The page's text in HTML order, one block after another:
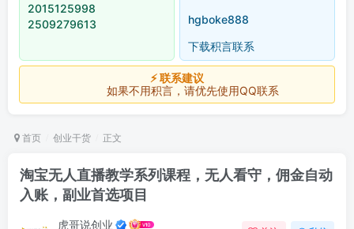
2015125998
2509279613
hgboke888
下载积言联系
⚡ 联系建议
如果不用积言，请优先使用QQ联系
首页 创业干货 正文
淘宝无人直播教学系列课程，无人看守，佣金自动
入账，副业首选项目
虎哥说创业